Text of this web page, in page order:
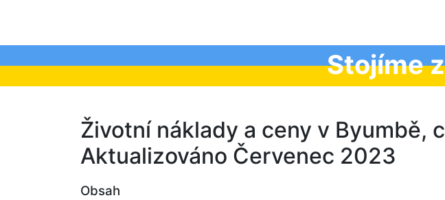
Stojíme
Životní náklady a ceny v Byumbě,
Aktualizováno Červenec 2023
Obsah